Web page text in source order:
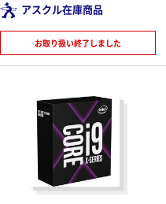
アスクル在庫商品
お取り扱い終了しました